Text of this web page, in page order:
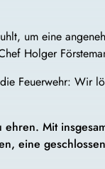
um eine
Holger
Feuerwehr: Wir
Mit
eine